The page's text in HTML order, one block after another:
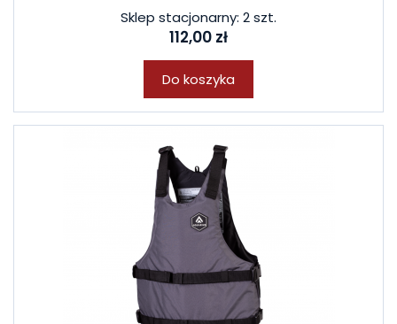
Sklep stacjonarny: 2 szt.
112,00 zł
Do koszyka